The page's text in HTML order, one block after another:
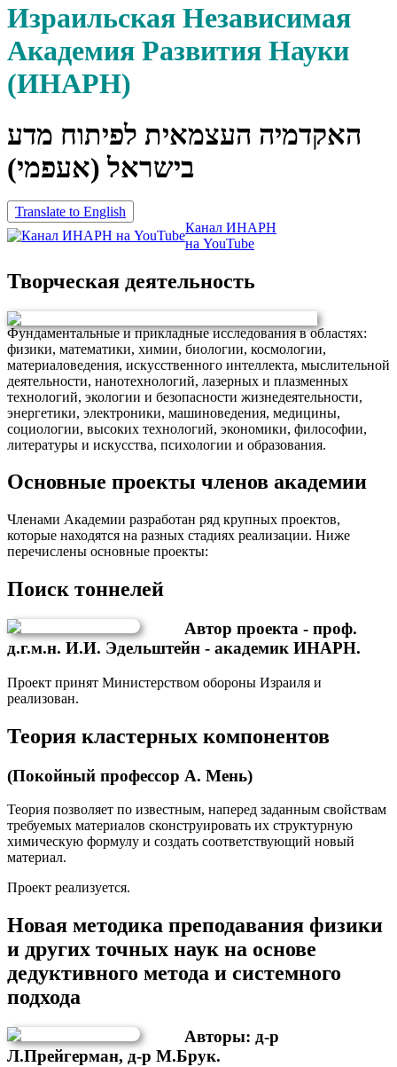
Израильская Независимая
Академия Развития Науки
(ИНАРН)
האקדמיה העצמאית לפיתוח מדע
בישראל (אעפמי)
Translate to English
Канал ИНАРН
на YouTube
Творческая деятельность
Фундаментальные и прикладные исследования в областях:
физики, математики, химии, биологии, космологии,
материаловедения, искусственного интеллекта, мыслительной
деятельности, нанотехнологий, лазерных и плазменных
технологий, экологии и безопасности жизнедеятельности,
энергетики, электроники, машиноведения, медицины,
социологии, высоких технологий, экономики, философии,
литературы и искусства, психологии и образования.
Основные проекты членов академии
Членами Академии разработан ряд крупных проектов,
которые находятся на разных стадиях реализации. Ниже
перечислены основные проекты:
Поиск тоннелей
Автор проекта - проф.
д.г.м.н. И.И. Эдельштейн - академик ИНАРН.
Проект принят Министерством обороны Израиля и
реализован.
Теория кластерных компонентов
(Покойный профессор А. Мень)
Теория позволяет по известным, наперед заданным свойствам
требуемых материалов сконструировать их структурную
химическую формулу и создать соответствующий новый
материал.
Проект реализуется.
Новая методика преподавания физики
и других точных наук на основе
дедуктивного метода и системного
подхода
Авторы: д-р
Л.Прейгерман, д-р М.Брук.